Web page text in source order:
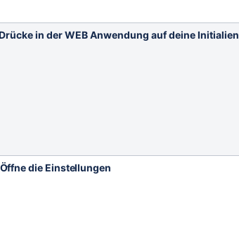
in der WEB Anwendung auf deine Initialien
die Einstellungen